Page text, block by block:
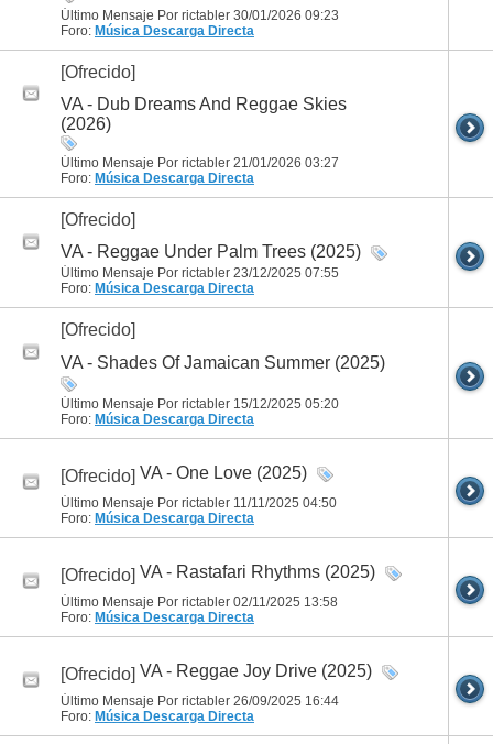
Último Mensaje Por rictabler 30/01/2026 09:23
Foro: Música Descarga Directa
[Ofrecido]
VA - Dub Dreams And Reggae Skies
(2026)
Último Mensaje Por rictabler 21/01/2026 03:27
Foro: Música Descarga Directa
[Ofrecido]
VA - Reggae Under Palm Trees (2025)
Último Mensaje Por rictabler 23/12/2025 07:55
Foro: Música Descarga Directa
[Ofrecido]
VA - Shades Of Jamaican Summer (2025)
Último Mensaje Por rictabler 15/12/2025 05:20
Foro: Música Descarga Directa
[Ofrecido] VA - One Love (2025)
Último Mensaje Por rictabler 11/11/2025 04:50
Foro: Música Descarga Directa
[Ofrecido] VA - Rastafari Rhythms (2025)
Último Mensaje Por rictabler 02/11/2025 13:58
Foro: Música Descarga Directa
[Ofrecido] VA - Reggae Joy Drive (2025)
Último Mensaje Por rictabler 26/09/2025 16:44
Foro: Música Descarga Directa